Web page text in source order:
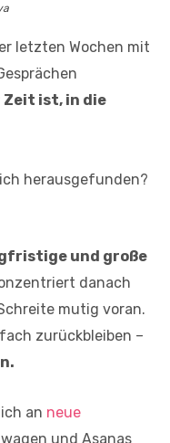
letzten Wochen mit
Zeit ist, in die
herausgefunden?
und große
danach
mutig voran.
zurückbleiben –
an neue
wagen und Asanas